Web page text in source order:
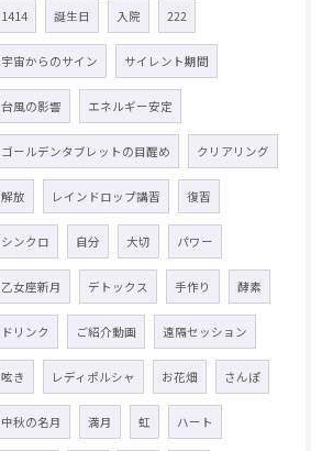
1414 誕生日 入院 222
宇宙からのサイン サイレント期間
台風の影響 エネルギー安定
ゴールデンタブレットの目醒め クリアリング
解放 レインドロップ講習 復習
シンクロ 自分 大切 パワー
乙女座新月 デトックス 手作り 酵素
ドリンク ご紹介動画 遠隔セッション
呟き レディポルシャ お花畑 さんぽ
中秋の名月 満月 虹 ハート